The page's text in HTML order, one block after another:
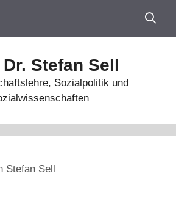
Stefan Sell
Sozialpolitik und
Stefan Sell